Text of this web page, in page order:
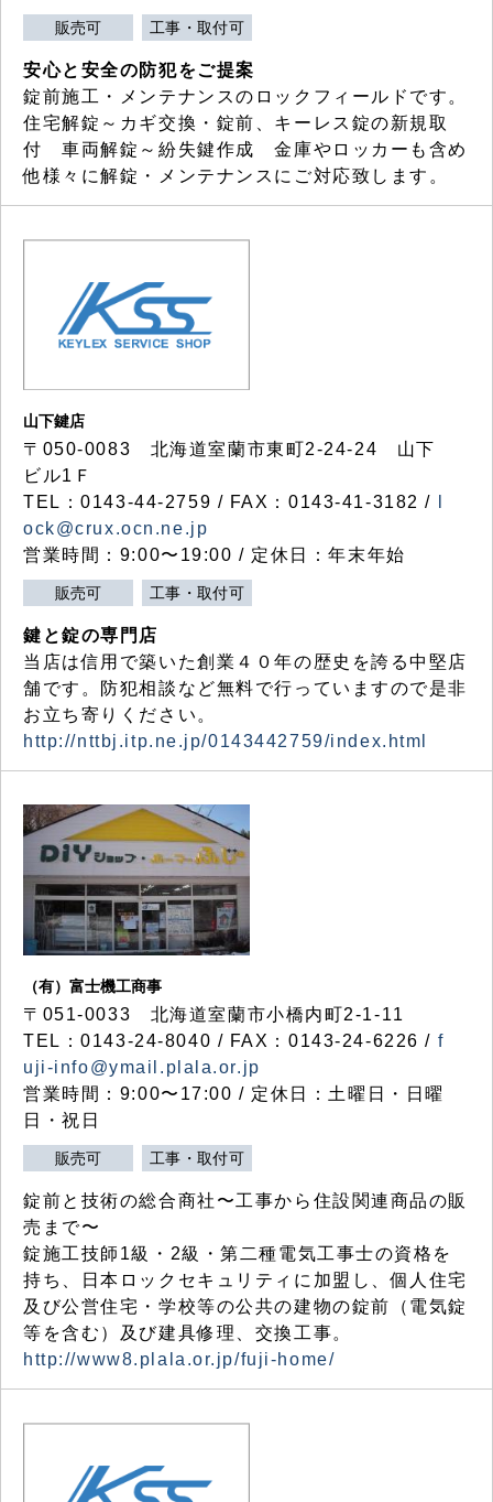
販売可 工事・取付可
安心と安全の防犯をご提案
錠前施工・メンテナンスのロックフィールドです。
住宅解錠～カギ交換・錠前、キーレス錠の新規取
付 車両解錠～紛失鍵作成 金庫やロッカーも含め
他様々に解錠・メンテナンスにご対応致します。
山下鍵店
〒050-0083 北海道室蘭市東町2-24-24 山下
ビル1Ｆ
TEL：0143-44-2759 / FAX：0143-41-3182 /
ock@crux.ocn.ne.jp
営業時間：9:00〜19:00 / 定休日：年末年始
販売可 工事・取付可
鍵と錠の専門店
当店は信用で築いた創業４０年の歴史を誇る中堅店
舗です。防犯相談など無料で行っていますので是非
お立ち寄りください。
http://nttbj.itp.ne.jp/0143442759/index.html
（有）富士機工商事
〒051-0033 北海道室蘭市小橋内町2-1-11
TEL：0143-24-8040 / FAX：0143-24-6226 / f
uji-info@ymail.plala.or.jp
営業時間：9:00〜17:00 / 定休日：土曜日・日曜
日・祝日
販売可 工事・取付可
錠前と技術の総合商社〜工事から住設関連商品の販
売まで〜
錠施工技師1級・2級・第二種電気工事士の資格を
持ち、日本ロックセキュリティに加盟し、個人住宅
及び公営住宅・学校等の公共の建物の錠前（電気錠
等を含む）及び建具修理、交換工事。
http://www8.plala.or.jp/fuji-home/